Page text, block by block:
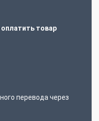
товар
перевода через